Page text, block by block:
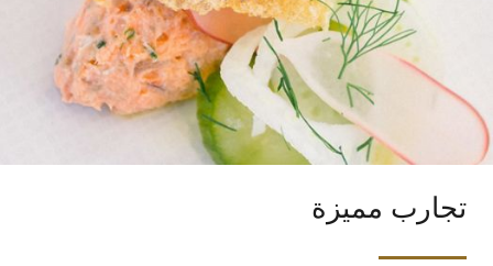
تجارب مميزة